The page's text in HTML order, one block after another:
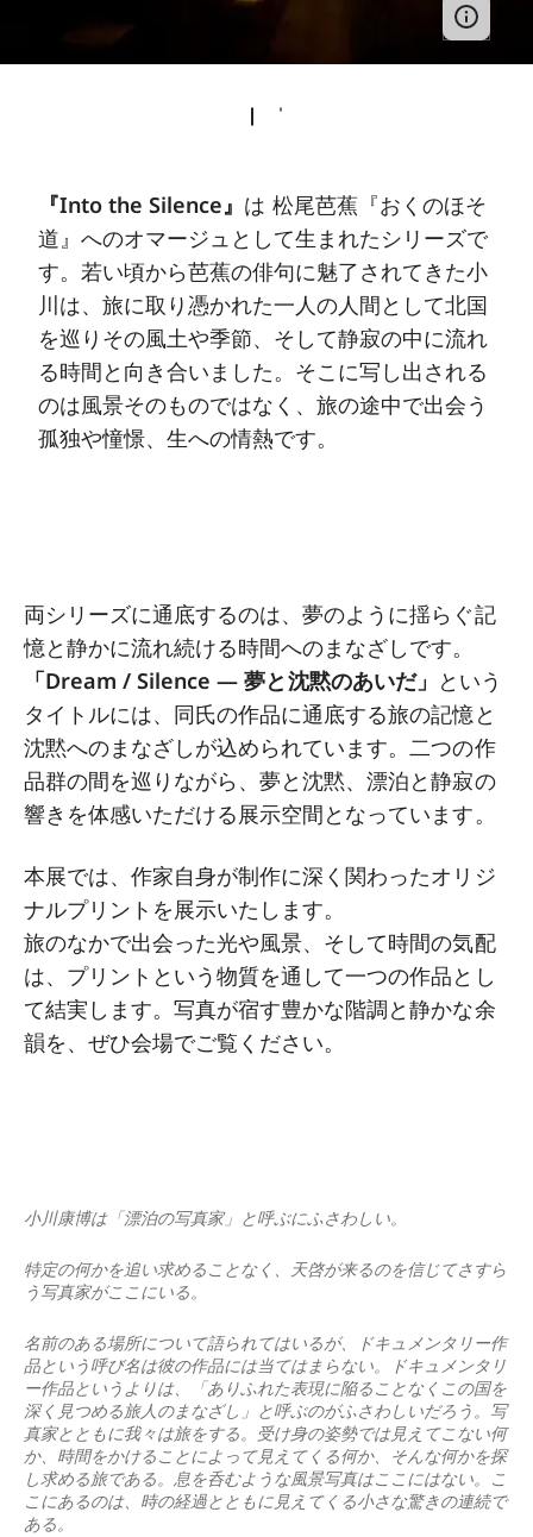
『Into the Silence』 は 松尾芭蕉『おくのほそ
道』へのオマージュとして生まれたシリーズで
す。若い頃から芭蕉の俳句に魅了されてきた小
川は、旅に取り憑かれた一人の人間として北国
を巡りその風土や季節、そして静寂の中に流れ
る時間と向き合いました。そこに写し出される
のは風景そのものではなく、旅の途中で出会う
孤独や憧憬、生への情熱です。
両シリーズに通底するのは、夢のように揺らぐ記
憶と静かに流れ続ける時間へのまなざしです。
「Dream / Silence ― 夢と沈黙のあいだ」 という
タイトルには、同氏の作品に通底する旅の記憶と
沈黙へのまなざしが込められています。二つの作
品群の間を巡りながら、夢と沈黙、漂泊と静寂の
響きを体感いただける展示空間となっています。
本展では、作家自身が制作に深く関わったオリジ
ナルプリントを展示いたします。
旅のなかで出会った光や風景、そして時間の気配
は、プリントという物質を通して一つの作品とし
て結実します。写真が宿す豊かな階調と静かな余
韻を、ぜひ会場でご覧ください。
小川康博は「漂泊の写真家」と呼ぶにふさわしい。
特定の何かを追い求めることなく、天啓が来るのを信じてさすら
う写真家がここにいる。
名前のある場所について語られてはいるが、ドキュメンタリー作
品という呼び名は彼の作品には当てはまらない。ドキュメンタリ
ー作品というよりは、「ありふれた表現に陥ることなくこの国を
深く見つめる旅人のまなざし」と呼ぶのがふさわしいだろう。写
真家とともに我々は旅をする。受け身の姿勢では見えてこない何
か、時間をかけることによって見えてくる何か、そんな何かを探
し求める旅である。息を呑むような風景写真はここにはない。こ
こにあるのは、時の経過とともに見えてくる小さな驚きの連続で
ある。